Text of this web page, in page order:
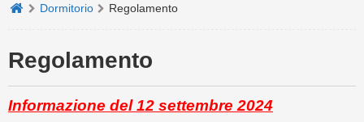
Dormitorio Regolamento
Regolamento
Informazione del 12 settembre 2024